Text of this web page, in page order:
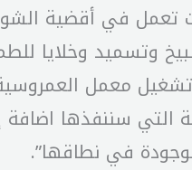
تعمل في أقضية
وتسميد وخلايا
سننفذها
في نطاقها”.